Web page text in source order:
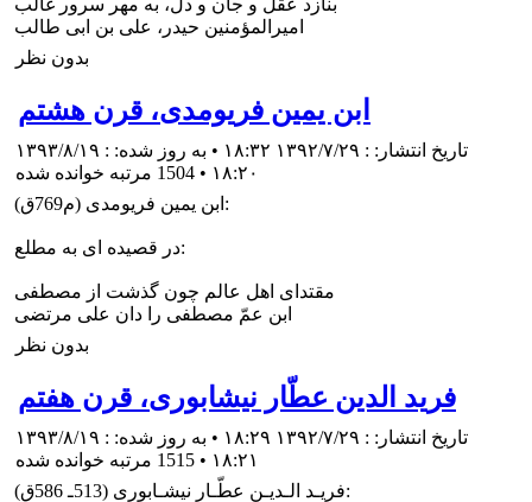
اميرالمؤمنين حيدر، على بن ابى طالب
بدون نظر
ابن يمين فريومدى، قرن هشتم
تاریخ انتشار: : ۱۳۹۲/۷/۲۹ ۱۸:۳۲ • به روز شده: : ۱۳۹۳/۸/۱۹
۱۸:۲۰ • 1504 مرتبه خوانده شده
ابن يمين فريومدى (م769ق):
در قصيده اى به مطلع:
مقتداى اهل عالم چون گذشت از مصطفى
ابن عمّ مصطفى را دان على مرتضى
بدون نظر
فريد الدين عطّار نیشابورى، قرن هفتم
تاریخ انتشار: : ۱۳۹۲/۷/۲۹ ۱۸:۲۹ • به روز شده: : ۱۳۹۳/۸/۱۹
۱۸:۲۱ • 1515 مرتبه خوانده شده
فريـد الـديـن عطّـار نيشـابورى (513ـ 586ق):